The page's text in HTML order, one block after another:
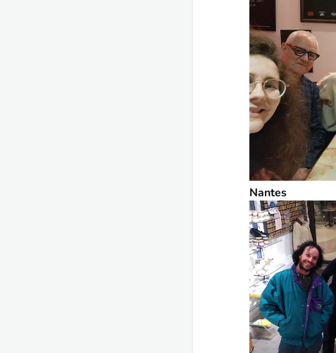
Nantes